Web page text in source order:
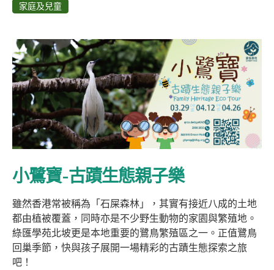
家庭及兒童
小鷺寶-古蹟生態親子樂
雖然香港常被稱為「石屎森林」，其實有接近八成的土地
都由植被覆蓋，同時亦是不少野生動物的家園與繁殖地。
綠匯學苑北坡更是本地重要的鷺鳥繁殖區之一。正值鷺鳥
回巢季節，快與孩子展開一場精彩的古蹟生態探索之旅
吧！